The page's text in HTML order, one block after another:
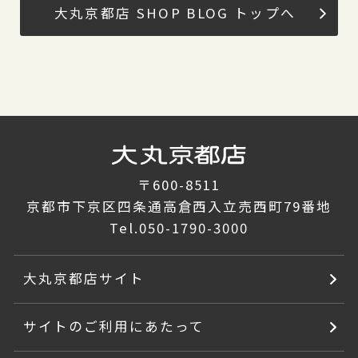
大丸京都店 SHOP BLOG トップへ
〒600-8511
京都市下京区四条通高倉西入立売西町79番地
Tel.050-1790-3000
大丸京都店サイト
サイトのご利用にあたって